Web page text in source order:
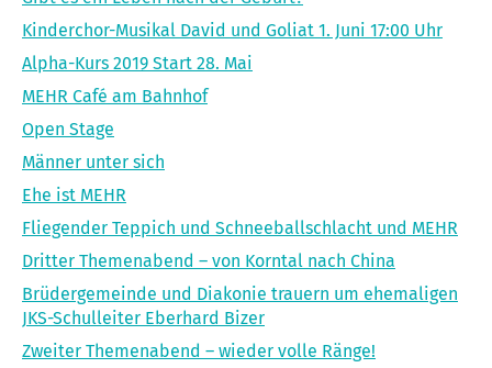
Kinderchor-Musikal David und Goliat 1. Juni 17:00 Uhr
Alpha-Kurs 2019 Start 28. Mai
MEHR Café am Bahnhof
Open Stage
Männer unter sich
Ehe ist MEHR
Fliegender Teppich und Schneeballschlacht und MEHR
Dritter Themenabend – von Korntal nach China
Brüdergemeinde und Diakonie trauern um ehemaligen
JKS-Schulleiter Eberhard Bizer
Zweiter Themenabend – wieder volle Ränge!